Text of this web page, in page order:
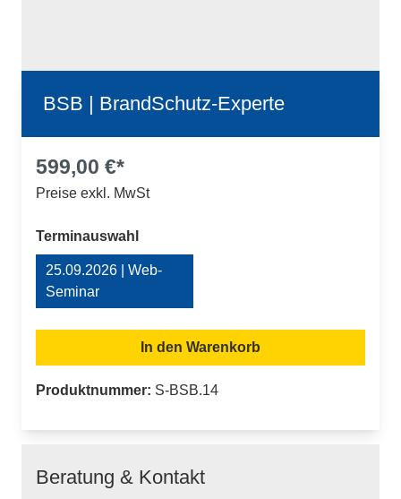
BSB | BrandSchutz-Experte
599,00 €*
Preise exkl. MwSt
Terminauswahl auswählen
25.09.2026 | Web-
Seminar
In den Warenkorb
Produktnummer: S-BSB.14
Beratung & Kontakt